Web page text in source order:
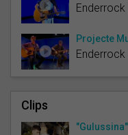
Enderrock
Projecte
Enderrock
Clips
"Gulussina"